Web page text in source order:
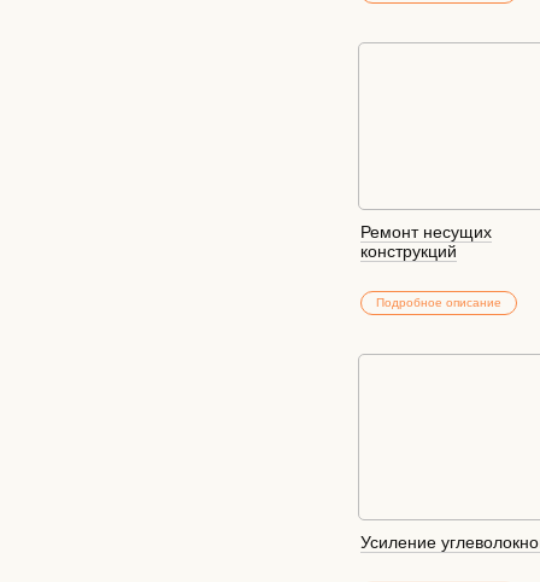
Ремонт несущих
конструкций
Подробное описание
Усиление